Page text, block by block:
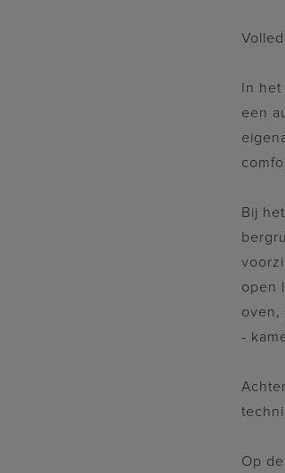
In
een
Bij
open
oven,
-
Op